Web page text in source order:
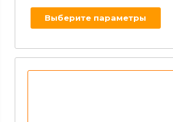
Выберите параметры